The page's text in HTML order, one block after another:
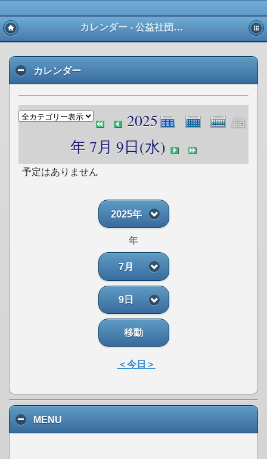
カレンダー - 公益社団法人 愛知県宅地建物取引業協会 東三河支部
カレンダー
2025
年 7月 9日(水)
予定はありません
2025年
年
7月
9日
移動
＜今日＞
MENU